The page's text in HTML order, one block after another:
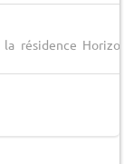
résidence